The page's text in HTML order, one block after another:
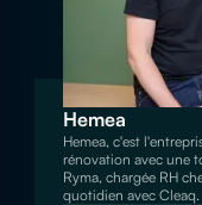
Hemea
Hemea, c'est
rénovation avec une
Ryma, chargée RH
quotidien avec Cleaq.